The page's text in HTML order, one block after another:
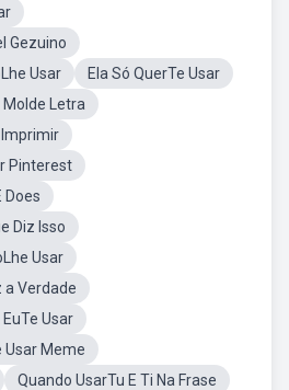
Gezuino
Usar
Ela Só QuerTe Usar
Molde Letra
Imprimir
Pinterest
Does
Diz Isso
Usar
a Verdade
Usar
Usar Meme
Quando UsarTu E Ti Na Frase